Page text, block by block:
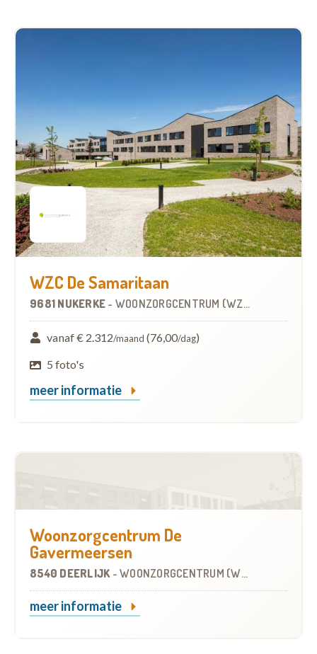
WZC De Samaritaan
9681 NUKERKE - WOONZORGCENTRUM (WZC)
vanaf € 2.312/maand (76,00/dag)
5 foto's
meer informatie
Woonzorgcentrum De
Gavermeersen
8540 DEERLIJK - WOONZORGCENTRUM (WZC)
meer informatie